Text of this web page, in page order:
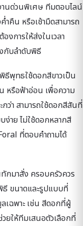
านด่วนพิเศษ ทีมตอบไลน์
คืน หรือเช้ามืดสามารถ
งการให้ส่งในเวลา
กับลำดับพิธี
ธีพุทธใช้ดอกสีขาวเป็น
รือฟ้าอ่อน เพื่อความ
ว่า สามารถใช้ดอกสีสันที่
ง่าย ไม่ใช้ดอกหลากสี
ที่ตอบคำถามได้
กมาสั่ง ครอบครัวควร
ธี ขนาดและรูปแบบที่
เฉพาะ เช่น สีดอกที่ผู้
ยให้ทีมเสนอตัวเลือกที่